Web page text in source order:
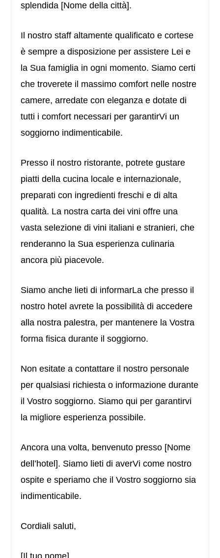
splendida [Nome della città].
Il nostro staff altamente qualificato e cortese
è sempre a disposizione per assistere Lei e
la Sua famiglia in ogni momento. Siamo certi
che troverete il massimo comfort nelle nostre
camere, arredate con eleganza e dotate di
tutti i comfort necessari per garantirVi un
soggiorno indimenticabile.
Presso il nostro ristorante, potrete gustare
piatti della cucina locale e internazionale,
preparati con ingredienti freschi e di alta
qualità. La nostra carta dei vini offre una
vasta selezione di vini italiani e stranieri, che
renderanno la Sua esperienza culinaria
ancora più piacevole.
Siamo anche lieti di informarLa che presso il
nostro hotel avrete la possibilità di accedere
alla nostra palestra, per mantenere la Vostra
forma fisica durante il soggiorno.
Non esitate a contattare il nostro personale
per qualsiasi richiesta o informazione durante
il Vostro soggiorno. Siamo qui per garantirvi
la migliore esperienza possibile.
Ancora una volta, benvenuto presso [Nome
dell’hotel]. Siamo lieti di averVi come nostro
ospite e speriamo che il Vostro soggiorno sia
indimenticabile.
Cordiali saluti,